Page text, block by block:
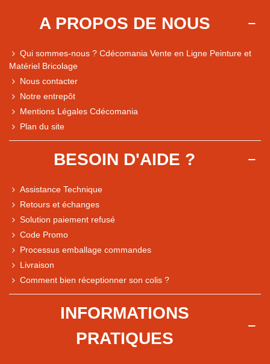
Comparaison des performances du magasin
Express, Chez vous, Point relais, Retrait magasin
A PROPOS DE NOUS
Qui sommes-nous ? Cdécomania Vente en Ligne Peinture et
Matériel Bricolage
Nous contacter
Notre entrepôt
Mentions Légales Cdécomania
Plan du site
BESOIN D'AIDE ?
Assistance Technique
Retours et échanges
Solution paiement refusé
Code Promo
Processus emballage commandes
Livraison
Comment bien réceptionner son colis ?
INFORMATIONS
PRATIQUES